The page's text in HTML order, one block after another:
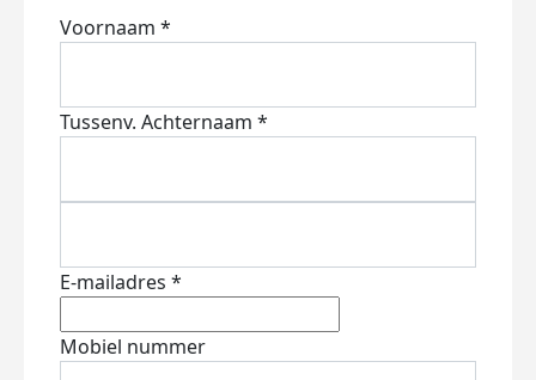
Voornaam *
Tussenv. Achternaam *
E-mailadres *
Mobiel nummer